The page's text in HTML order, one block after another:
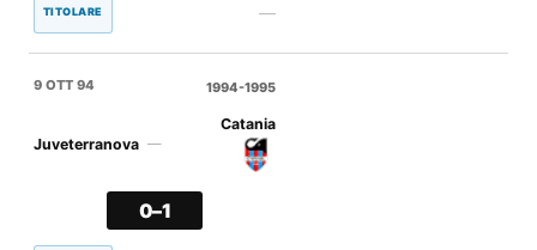
TITOLARE —
9 OTT 94
Juveterranova —
Catania
0–1
1994-1995